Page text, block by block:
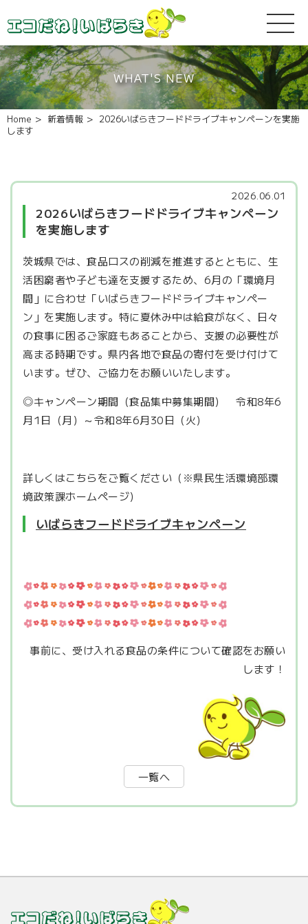
WHAT'S NEW
Home 新着情報
2026いばらきフードドライブキャンペーンを実施
します
2026.06.01
2026いばらきフードドライブキャンペーン
を実施します
茨城県では、食品ロスの削減を推進するとともに、生
活困窮者や子ども達を支援するため、6月の「環境月
間」に合わせ「いばらきフードドライブキャンペー
ン」を実施します。特に夏休み中は給食がなく、日々
の食事に困るご家庭もあることから、支援の必要性が
高まる時期です。県内各地で食品の寄付を受け付けて
います。ぜひ、ご協力をお願いいたします。
◎キャンペーン期間（食品集中募集期間） 令和8年6
月1日（月）～令和8年6月30日（火）
詳しくはこちらをご覧ください（※県民生活環境部環
境政策課ホームページ）
いばらきフードドライブキャンペーン
事前に、受け入れる食品の条件について確認をお願い
します！
一覧へ